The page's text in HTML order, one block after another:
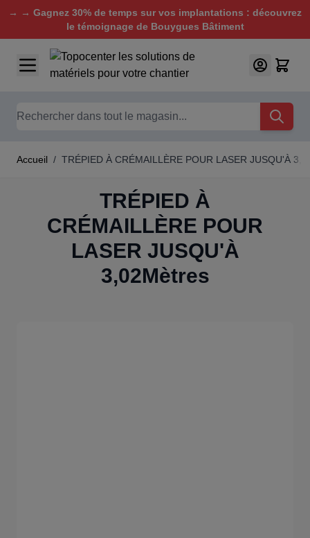
→ → Gagnez 30% de temps sur vos implantations : découvrez
le témoignage de Bouygues Bâtiment
Aller au contenu
Chercher
Accueil / TRÉPIED À CRÉMAILLÈRE POUR LASER JUSQU'À
TRÉPIED À
CRÉMAILLÈRE POUR
LASER JUSQU'À
3,02Mètres